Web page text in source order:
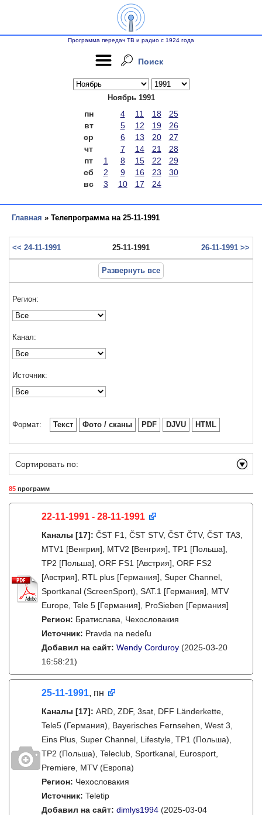
Программа передач ТВ и радио с 1924 года
Поиск
Ноябрь 1991
пн 4 11 18
25
вт
5 12 19
26
ср
6 13 20
27
чт
7 14 21
28
пт
1 8 15 22
29
сб
2 9 16 23
30
вс
3 10 17 24
Главная » Телепрограмма на 25-11-1991
<< 24-11-1991 25-11-1991 26-11-1991 >>
Развернуть все
Регион:
Канал:
Источник:
Формат: Текст Фото / сканы PDF DJVU HTML
Сортировать по:
85 программ
22-11-1991 - 28-11-1991
Каналы [17]: ČST F1, ČST STV, ČST ČTV, ČST TA3,
MTV1 [Венгрия], MTV2 [Венгрия], TP1 [Польша],
TP2 [Польша], ORF FS1 [Австрия], ORF FS2
[Австрия], RTL plus [Германия], Super Channel,
Sportkanal (ScreenSport), SAT.1 [Германия], MTV
Europe, Tele 5 [Германия], ProSieben [Германия]
Регион: Братислава, Чехословакия
Источник: Pravda na nedeľu
Добавил на сайт: Wendy Corduroy (2025-03-20
16:58:21)
25-11-1991, пн
Каналы [17]: ARD, ZDF, 3sat, DFF Länderkette,
Tele5 (Германия), Bayerisches Fernsehen, West 3,
Eins Plus, Super Channel, Lifestyle, TP1 (Польша),
TP2 (Польша), Teleclub, Sportkanal, Eurosport,
Premiere, MTV (Европа)
Регион: Чехословакия
Источник: Teletip
Добавил на сайт: dimlys1994 (2025-03-04